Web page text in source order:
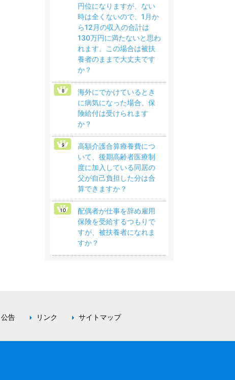
円位になりますが、ない
時は全くないので、1月か
ら12月の収入の合計は
130万円に満たないと思わ
れます。この場合は被扶
養者のままで大丈夫です
か？
海外にでかけているとき
に病気になった場合、保
険給付は受けられます
か？
高額介護合算療養費につ
いて、後期高齢者医療制
度に加入している同居の
父が自己負担した分は合
算できますか？
配偶者が仕事を辞め雇用
保険を受給するつもりで
すが、被扶養者になれま
すか？
公告 リンク サイトマップ